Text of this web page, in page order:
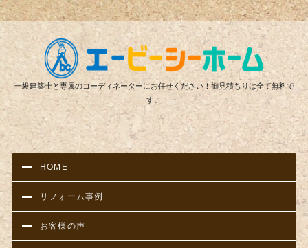
リ
一級建築士と専属のコーディネーターにお任せください！御見積もりは全て無料で
す。
HOME
リフォーム事例
お客様の声